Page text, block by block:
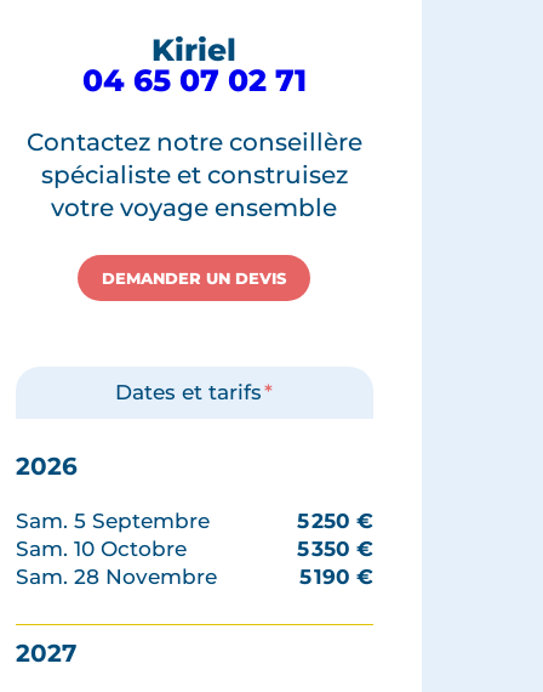
Kiriel
04 65 07 02 71
Contactez notre conseillère
spécialiste et construisez
votre voyage ensemble
DEMANDER UN DEVIS
Dates et tarifs*
2026
Sam. 5 Septembre 5 250 €
Sam. 10 Octobre
5 350 €
Sam. 28 Novembre
5 190 €
2027